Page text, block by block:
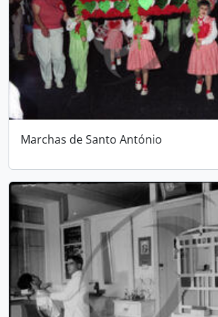
Marchas de Santo António